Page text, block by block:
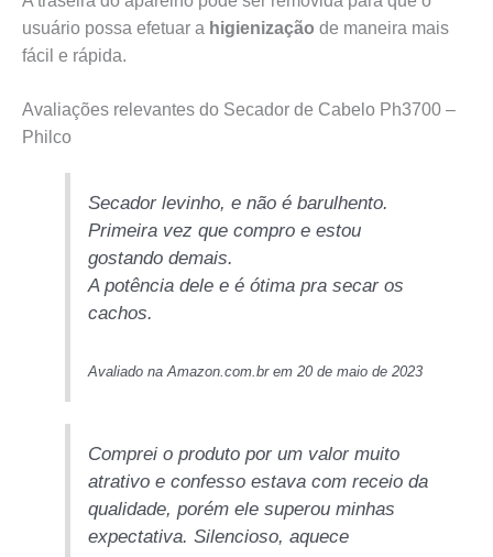
usuário possa efetuar a higienização de maneira mais
fácil e rápida.
Avaliações relevantes do Secador de Cabelo Ph3700 –
Philco
Secador levinho, e não é barulhento.
Primeira vez que compro e estou
gostando demais.
A potência dele e é ótima pra secar os
cachos.
Avaliado na Amazon.com.br em 20 de maio de 2023
Comprei o produto por um valor muito
atrativo e confesso estava com receio da
qualidade, porém ele superou minhas
expectativa. Silencioso, aquece